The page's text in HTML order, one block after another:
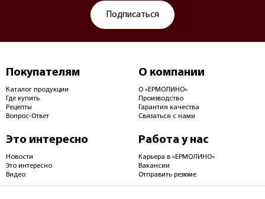
Подписаться
Покупателям
Каталог продукции
Где купить
Рецепты
Вопрос-Ответ
О компании
О «ЕРМОЛИНО»
Производство
Гарантия качества
Связаться с нами
Это интересно
Новости
Это интересно
Видео
Работа у нас
Карьера в «ЕРМОЛИНО»
Вакансии
Отправить резюме